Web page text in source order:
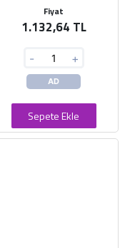
Fiyat
1.132,64 TL
- +
AD
Sepete Ekle